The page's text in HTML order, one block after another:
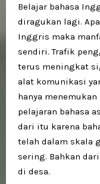
Belajar bahasa
diragukan lagi.
Inggris maka
sendiri. Trafik
terus meningkat
alat komunikasi
hanya
pelajaran bahasa
dari itu karena
telah dalam skala
sering. Bahkan
di desa.